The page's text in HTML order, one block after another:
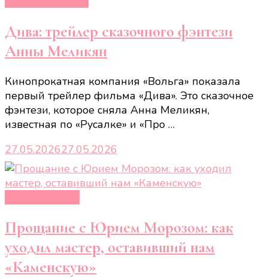
Дива: трейлер сказочного фэнтези
Анны Меликян
Кинопрокатная компания «Вольга» показала
первый трейлер фильма «Дива». Это сказочное
фэнтези, которое сняла Анна Меликян,
известная по «Русалке» и «Про …
27.05.202627.05.2026
Прощание с Юрием Морозом: как
уходил мастер, оставивший нам
«Каменскую»